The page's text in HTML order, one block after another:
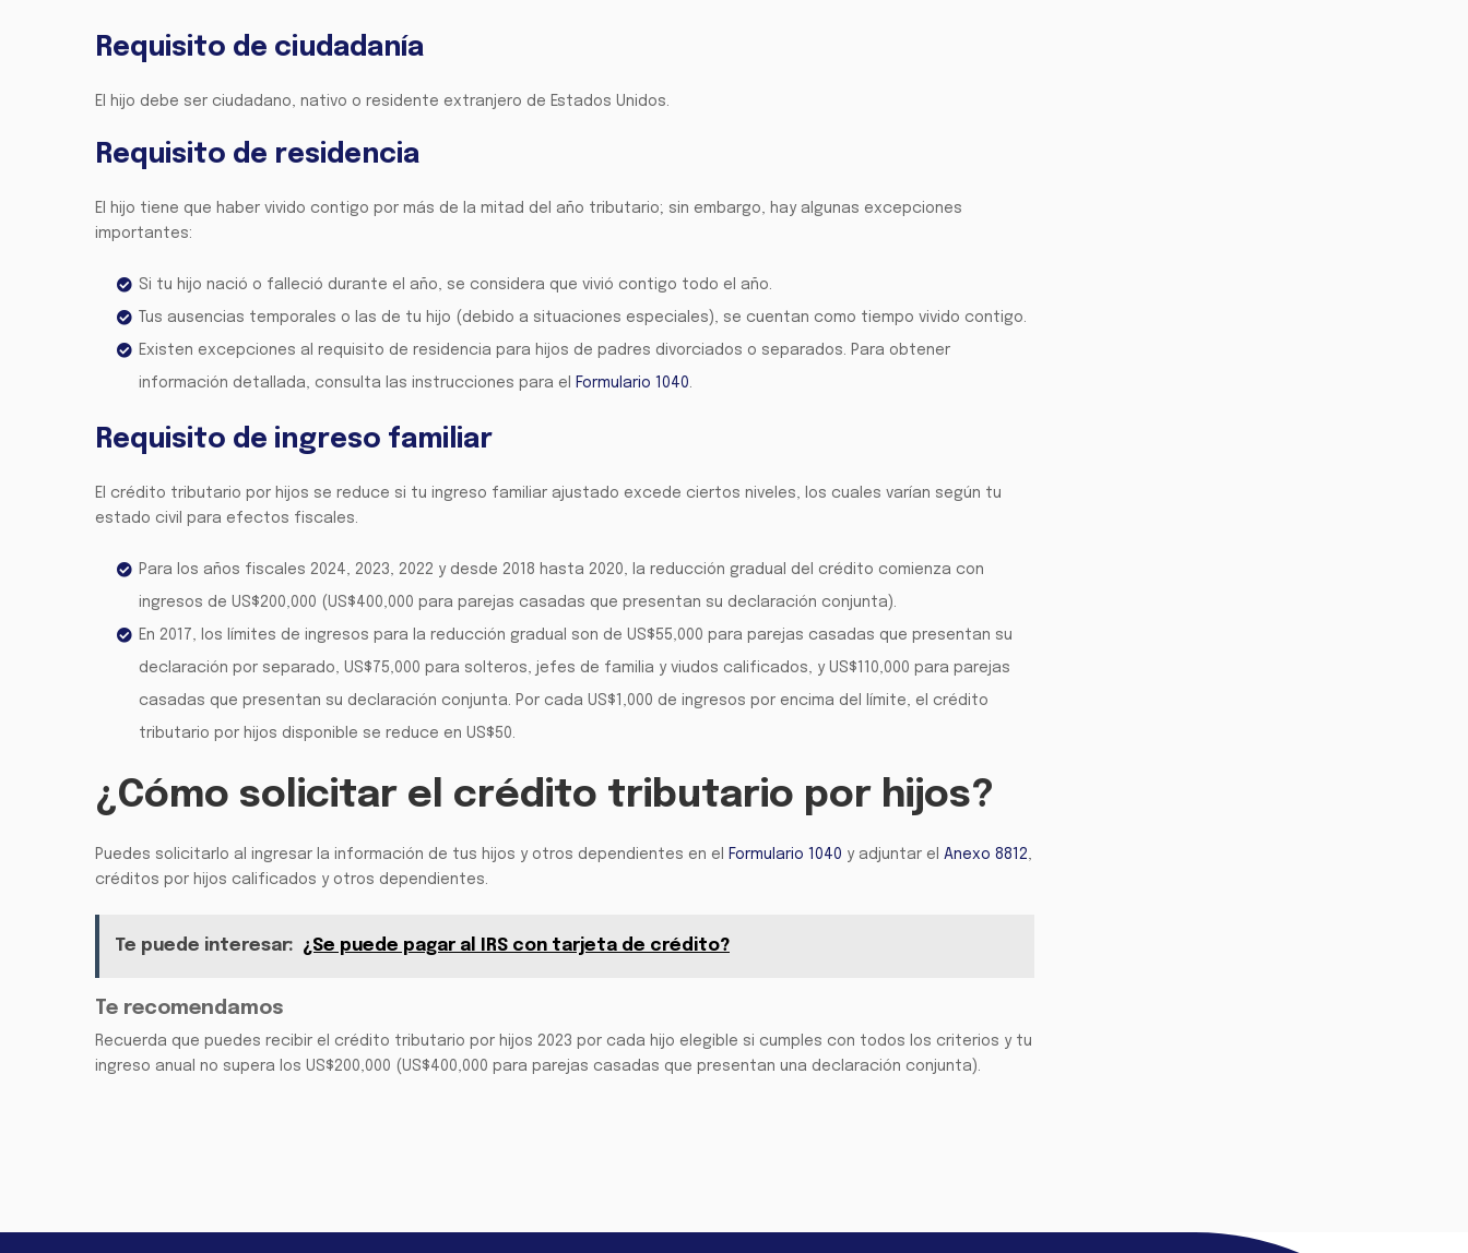
Requisito de ciudadanía
El hijo debe ser ciudadano, nativo o residente extranjero de Estados Unidos.
Requisito de residencia
El hijo tiene que haber vivido contigo por más de la mitad del año tributario; sin embargo, hay algunas excepciones
importantes:
Si tu hijo nació o falleció durante el año, se considera que vivió contigo todo el año.
Tus ausencias temporales o las de tu hijo (debido a situaciones especiales), se cuentan como tiempo vivido contigo.
Existen excepciones al requisito de residencia para hijos de padres divorciados o separados. Para obtener
información detallada, consulta las instrucciones para el Formulario 1040.
Requisito de ingreso familiar
El crédito tributario por hijos se reduce si tu ingreso familiar ajustado excede ciertos niveles, los cuales varían según tu
estado civil para efectos fiscales.
Para los años fiscales 2024, 2023, 2022 y desde 2018 hasta 2020, la reducción gradual del crédito comienza con
ingresos de US$200,000 (US$400,000 para parejas casadas que presentan su declaración conjunta).
En 2017, los límites de ingresos para la reducción gradual son de US$55,000 para parejas casadas que presentan su
declaración por separado, US$75,000 para solteros, jefes de familia y viudos calificados, y US$110,000 para parejas
casadas que presentan su declaración conjunta. Por cada US$1,000 de ingresos por encima del límite, el crédito
tributario por hijos disponible se reduce en US$50.
¿Cómo solicitar el crédito tributario por hijos?
Puedes solicitarlo al ingresar la información de tus hijos y otros dependientes en el Formulario 1040 y adjuntar el Anexo 8812,
créditos por hijos calificados y otros dependientes.
Te puede interesar: ¿Se puede pagar al IRS con tarjeta de crédito?
Te recomendamos
Recuerda que puedes recibir el crédito tributario por hijos 2023 por cada hijo elegible si cumples con todos los criterios y tu
ingreso anual no supera los US$200,000 (US$400,000 para parejas casadas que presentan una declaración conjunta).